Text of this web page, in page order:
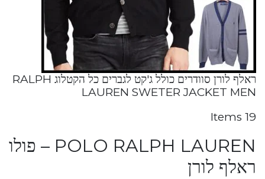
ראלף לורן סוודרים כולל ג'קט לגברים כל הקטלוג RALPH
LAUREN SWETER JACKET MEN
19 Items
POLO RALPH LAUREN – פולו
ראלף לורן